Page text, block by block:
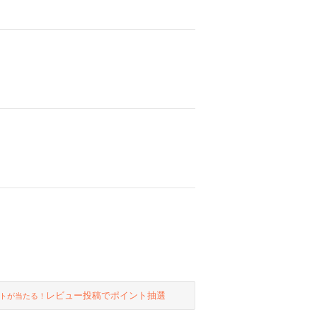
が当たる！ レビュー投稿でポイント抽選